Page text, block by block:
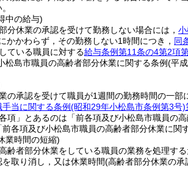
中の給与)
分休業の承認を受けて勤務しない場合には，
かかわらず，その勤務しない1時間につき， 同
ている職員に対する給与条例第11条の4第2項
松島市職員の高齢者部分休業に関する条例(平
の承認を受けて職員が1週間の勤務時間の一
当に関する条例(昭和29年小松島市条例第3号)
項」とあるのは「前各項及び小松島市職員の
各項及び小松島市職員の高齢者部分休業に関
業時間の短縮)
齢者部分休業をしている職員の業務を処理す
取り消し，又は休業時間(高齢者部分休業の